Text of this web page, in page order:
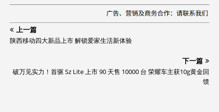
上一篇
陕西移动四大新品上市 解锁爱家生活新体验
下一篇
破万见实力！首驱 Sz Lite 上市 90 天售 10000 台 荣耀车主获10g黄金回
馈